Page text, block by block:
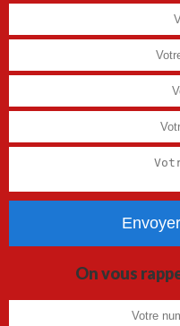
On vous